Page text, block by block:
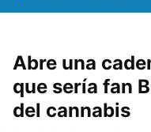
Abre una
que sería fan
del cannabis